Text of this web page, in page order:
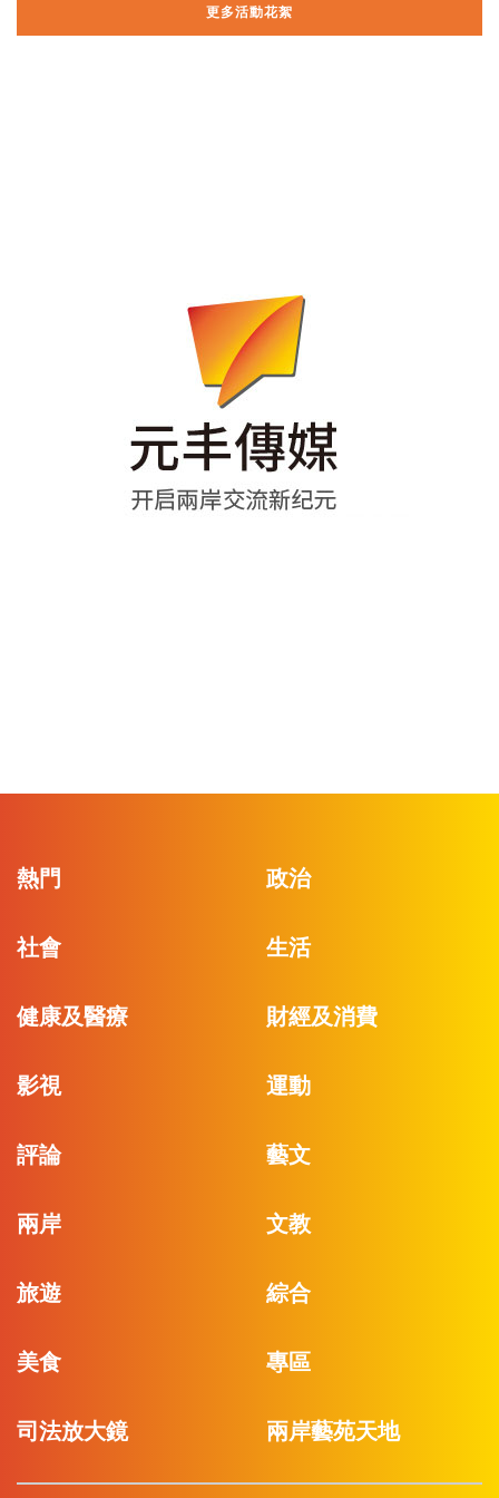
更多活動花絮
熱門 政治
社會 生活
健康及醫療 財經及消費
影視 運動
評論 藝文
兩岸 文教
旅遊 綜合
美食 專區
司法放大鏡 兩岸藝苑天地